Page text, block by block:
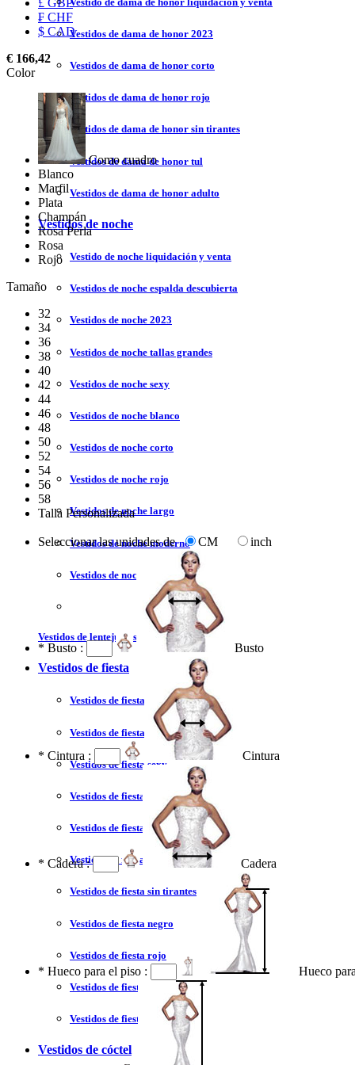
Vestidos de dama de honor 2023
Vestidos de dama de honor corto
Vestidos de dama de honor rojo
Vestidos de dama de honor sin tirantes
Vestidos de dama de honor tul
Vestidos de dama de honor adulto
Vestidos de noche
Vestido de noche liquidación y venta
Vestidos de noche espalda descubierta
Vestidos de noche 2023
Vestidos de noche tallas grandes
Vestidos de noche sexy
Vestidos de noche blanco
Vestidos de noche corto
Vestidos de noche rojo
Vestidos de noche largo
Vestidos de noche moderno
Vestidos de noche sin tirantes
Vestidos de lentejuelas
Vestidos de fiesta
Vestidos de fiesta liquidación y venta
Vestidos de fiesta 2023
Vestidos de fiesta sexy
Vestidos de fiesta largo
Vestidos de fiesta corto
Vestidos de fiesta corte princesa
Vestidos de fiesta sin tirantes
Vestidos de fiesta negro
Vestidos de fiesta rojo
Vestidos de fiesta amarillo
Vestidos de fiesta azul
Vestidos de cóctel
£ GBP
₣ CHF
$ CAD
€ 166,42
Color
Como cuadro
Blanco
Marfil
Plata
Champán
Rosa Perla
Rosa
Rojo
Tamaño
32
34
36
38
40
42
44
46
48
50
52
54
56
58
Talla Personalizada
Seleccionar las unidades de CM inch
* Busto : Busto
* Cintura : Cintura
* Cadera : Cadera
* Hueco para el piso : Hueco